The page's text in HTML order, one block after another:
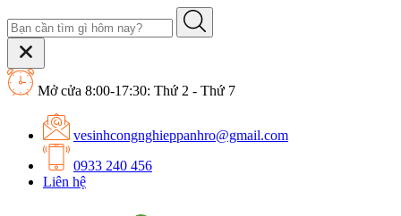
Mở cửa 8:00-17:30: Thứ 2 - Thứ 7
vesinhcongnghieppanhro@gmail.com
0933 240 456
Liên hệ